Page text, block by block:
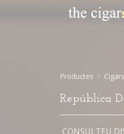
Productes
República
CONSULTEU